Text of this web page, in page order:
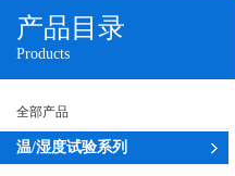
产品目录
Products
全部产品
温/湿度试验系列